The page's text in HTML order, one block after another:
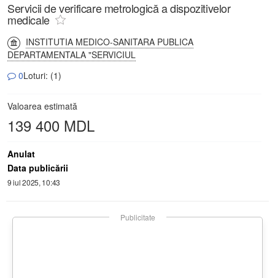
Servicii de verificare metrologică a dispozitivelor
medicale
INSTITUTIA MEDICO-SANITARA PUBLICA
DEPARTAMENTALA "SERVICIUL
0Loturi: (1)
Valoarea estimată
139 400 MDL
Anulat
Data publicării
9 iul 2025, 10:43
Publicitate